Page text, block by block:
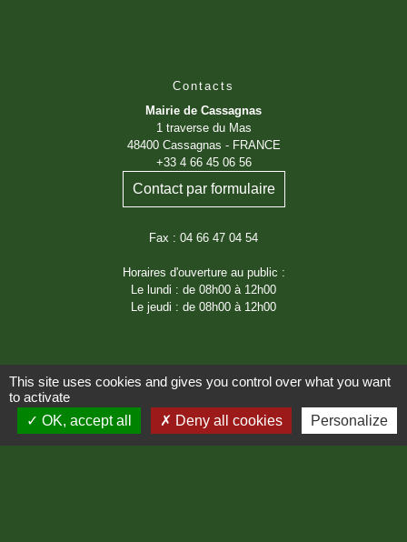
Contacts
Mairie de Cassagnas
1 traverse du Mas
48400 Cassagnas - FRANCE
+33 4 66 45 06 56
Contact par formulaire
Fax : 04 66 47 04 54
Horaires d'ouverture au public :
Le lundi : de 08h00 à 12h00
Le jeudi : de 08h00 à 12h00
Liens
This site uses cookies and gives you control over what you want
to activate
OK, accept all
Deny all cookies Personalize